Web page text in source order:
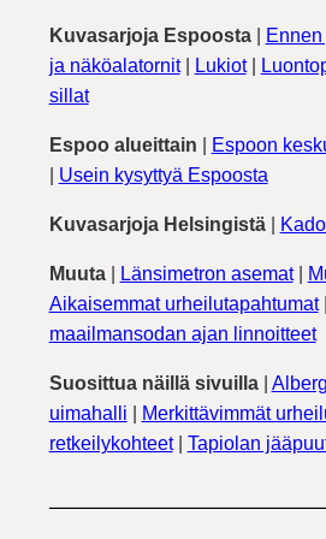
Kuvasarjoja Espoosta|
ja näköalatornit| Lukiot|
sillat
Espoo alueittain Espoon
Usein kysyttyä Espoosta
Kuvasarjoja Helsingistä|
Muuta| Länsimetron asemat|
Aikaisemmat urheilutapahtumat|
maailmansodan ajan linnoitteet
Suosittua näillä sivuilla|
uimahalli
Merkittävimmät
retkeilykohteet| Tapiolan